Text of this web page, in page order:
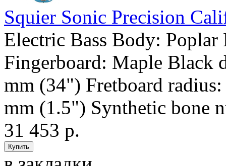
Squier Sonic Precision
Electric Bass Body:
Fingerboard: Maple Black
mm (34") Fretboard
mm (1.5") Synthetic bone
31 453 р.